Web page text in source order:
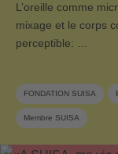
L’oreille comme
mixage et le corps
perceptible: …
FONDATION SUISA
Membre SUISA